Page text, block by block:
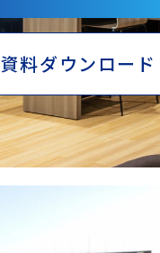
資料ダウンロード